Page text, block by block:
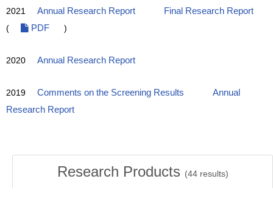
2021 Annual Research Report
Final Research Report
(
PDF )
2020 Annual Research Report
2019 Comments on the Screening Results
Annual
Research Report
Research Products (44results)